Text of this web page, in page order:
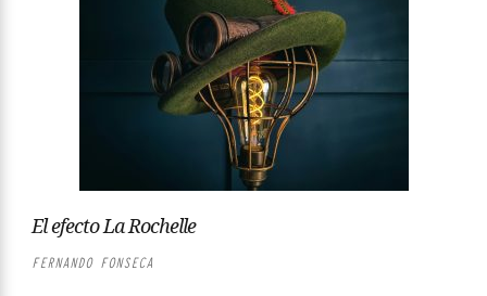
El efecto La Rochelle
FERNANDO FONSECA